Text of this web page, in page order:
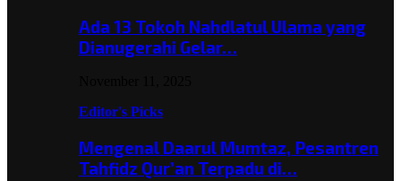
Ada 13 Tokoh Nahdlatul Ulama yang
Dianugerahi Gelar…
Editor's Picks
Mengenal Daarul Mumtaz, Pesantren
Tahfidz Qur’an Terpadu di…